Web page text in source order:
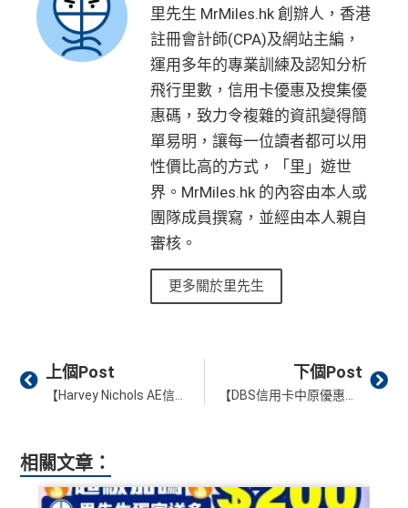
里先生 MrMiles.hk 創辦人，香港
註冊會計師(CPA)及網站主編，
運用多年的專業訓練及認知分析
飛行里數，信用卡優惠及搜集優
惠碼，致力令複雜的資訊變得簡
單易明，讓每一位讀者都可以用
性價比高的方式，「里」遊世
界。MrMiles.hk 的內容由本人或
團隊成員撰寫，並經由本人親自
審核。
更多關於里先生
Prev
上個Post 下個Post
相關文章：